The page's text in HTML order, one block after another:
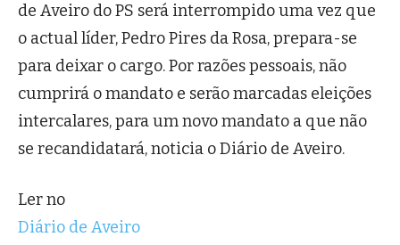
de Aveiro do PS será interrompido uma vez que
o actual líder, Pedro Pires da Rosa, prepara-se
para deixar o cargo. Por razões pessoais, não
cumprirá o mandato e serão marcadas eleições
intercalares, para um novo mandato a que não
se recandidatará, noticia o Diário de Aveiro.
Ler no
Diário de Aveiro